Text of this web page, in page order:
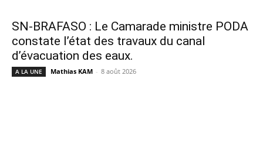
SN-BRAFASO : Le Camarade ministre PODA
constate l’état des travaux du canal
d’évacuation des eaux.
A LA UNE Mathias KAM - 8 août 2026